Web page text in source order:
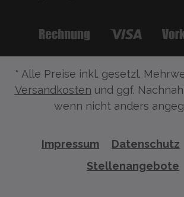
* Alle Preise inkl. gesetzl.
Versandkosten und ggf.
wenn nicht anders
Impressum Datenschutz
Stellenangebote